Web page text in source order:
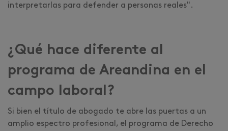
interpretarlas para defender a personas reales".
¿Qué hace diferente al
programa de Areandina en el
campo laboral?
Si bien el título de abogado te abre las puertas a un
amplio espectro profesional, el programa de Derecho